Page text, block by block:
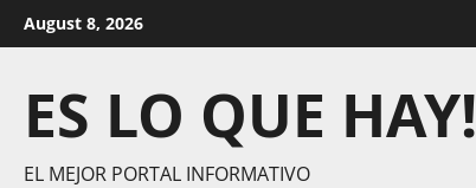
Skip
to
August 8, 2026
ES LO QUE
EL MEJOR PORTAL INFORMATIVO